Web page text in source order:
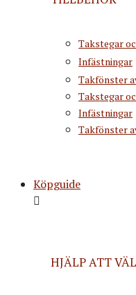
Takstegar
Infästningar
Takfönster
Takstegar
Infästningar
Takfönster
Köpguide
HJÄLP ATT